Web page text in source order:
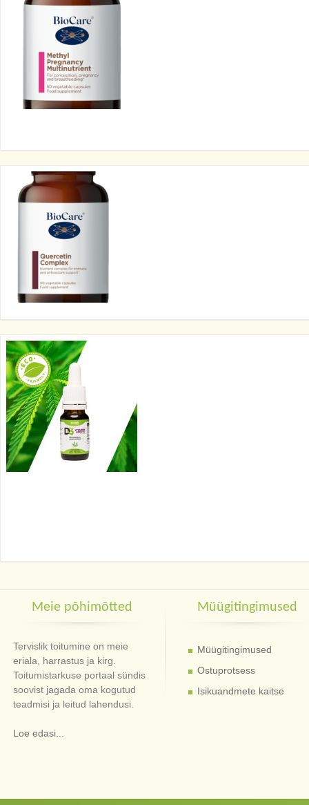
Meie põhimõtted
Tervislik toitumine on meie
eriala, harrastus ja kirg.
Toitumistarkuse portaal sündis
soovist jagada oma kogutud
teadmisi ja leitud lahendusi.
Loe edasi...
Müügitingimused
Müügitingimused
Ostuprotsess
Isikuandmete kaitse